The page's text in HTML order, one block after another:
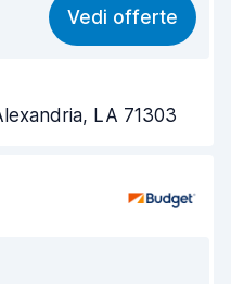
8,2
Vedi offerte
LA 71303